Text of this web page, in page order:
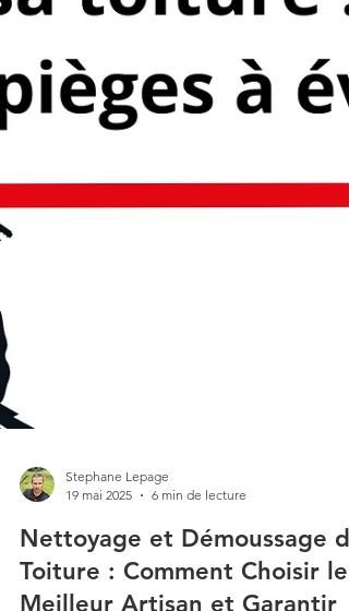
Stephane Lepage
19 mai 2025
6 min de lecture